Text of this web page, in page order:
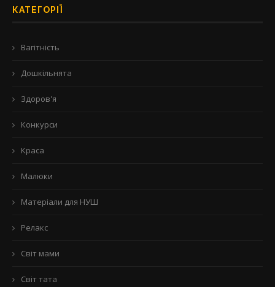
КАТЕГОРІЇ
Вагітність
Дошкільнята
Здоров'я
Конкурси
Краса
Малюки
Матеріали для НУШ
Релакс
Світ мами
Світ тата